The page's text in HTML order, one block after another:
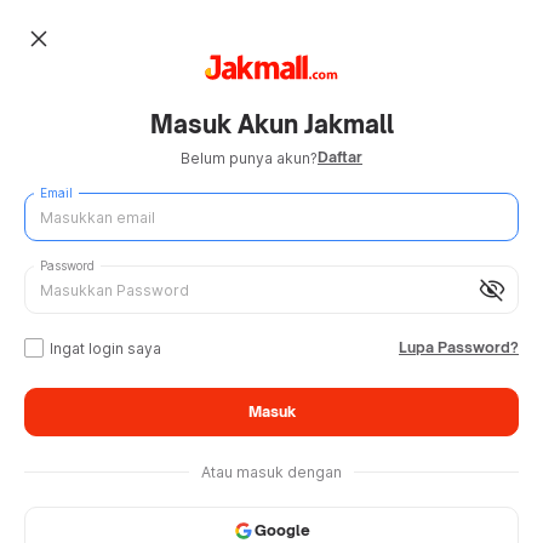
close
Masuk Akun Jakmall
Belum punya akun?Daftar
Email
visibility_off
Password
Ingat login saya Lupa Password?
Masuk
Atau masuk dengan
Google